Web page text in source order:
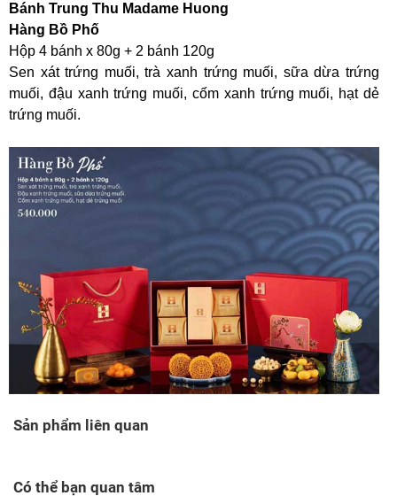
Bánh Trung Thu Madame Huong
Hàng Bồ Phố
Hộp 4 bánh x 80g + 2 bánh 120g
Sen xát trứng muối, trà xanh trứng muối, sữa dừa trứng
muối, đậu xanh trứng muối, cốm xanh trứng muối, hạt dẻ
trứng muối.
Sản phẩm liên quan
Có thể bạn quan tâm